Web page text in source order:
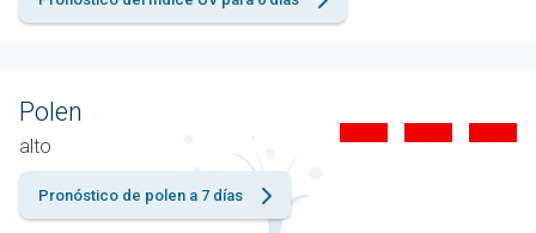
Polen
alto
Pronóstico de polen a 7 días